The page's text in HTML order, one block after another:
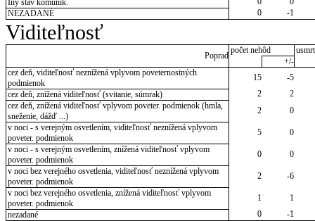
NEZADANÉ
0 -1
Viditeľnosť
Poprad
počet nehôd
+/-
cez deň, viditeľnosť neznížená vplyvom poveternostných
podmienok
15
-5
cez deň, znížená viditeľnosť (svitanie, súmrak)
2
2
cez deň, znížená viditeľnosť vplyvom poveter. podmienok (hmla,
sneženie, dážď ...)
2
0
v noci - s verejným osvetlením, viditeľnosť neznížená vplyvom
poveter. podmienok
5
0
v noci - s verejným osvetlením, znížená viditeľnosť vplyvom
poveter. podmienok
0
0
v noci bez verejného osvetlenia, viditeľnosť neznížená vplyvom
poveter. podmienok
2
-6
v noci bez verejného osvetlenia, znížená viditeľnosť vplyvom
poveter. podmienok
1
1
nezadané
0 -1